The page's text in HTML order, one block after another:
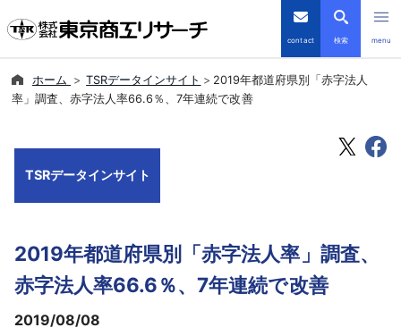
contact 検索 menu
倒産・注目企業情報
会社案内
ホーム TSRデータインサイト
2019年都道府県別「赤字法人
率」調査、赤字法人率66.6％、7年連続で改善
TSRデータインサイト
2019年都道府県別「赤字法人率」調査、
赤字法人率66.6％、7年連続で改善
2019/08/08